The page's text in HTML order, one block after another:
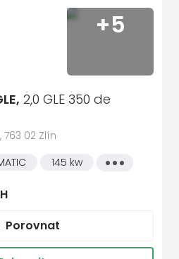
+5
2,0 GLE 350 de
02 Zlín
145 kw
Všechny
Porovnat